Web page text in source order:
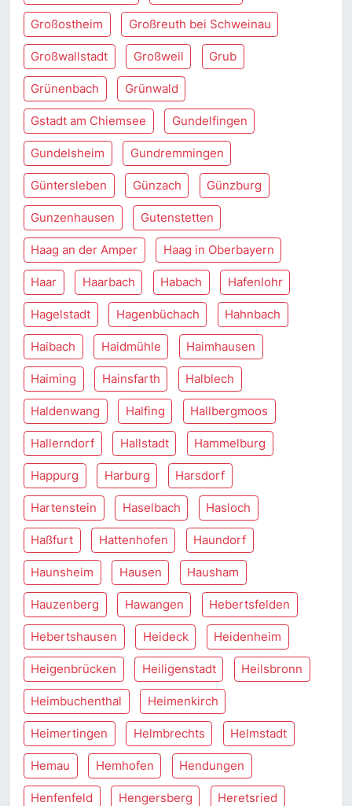
Großostheim Großreuth bei Schweinau
Großwallstadt Großweil Grub
Grünenbach Grünwald
Gstadt am Chiemsee Gundelfingen
Gundelsheim Gundremmingen
Güntersleben Günzach Günzburg
Gunzenhausen Gutenstetten
Haag an der Amper Haag in Oberbayern
Haar Haarbach Habach Hafenlohr
Hagelstadt Hagenbüchach Hahnbach
Haibach Haidmühle Haimhausen
Haiming Hainsfarth Halblech
Haldenwang Halfing Hallbergmoos
Hallerndorf Hallstadt Hammelburg
Happurg Harburg Harsdorf
Hartenstein Haselbach Hasloch
Haßfurt Hattenhofen Haundorf
Haunsheim Hausen Hausham
Hauzenberg Hawangen Hebertsfelden
Hebertshausen Heideck Heidenheim
Heigenbrücken Heiligenstadt Heilsbronn
Heimbuchenthal Heimenkirch
Heimertingen Helmbrechts Helmstadt
Hemau Hemhofen Hendungen
Henfenfeld Hengersberg Heretsried